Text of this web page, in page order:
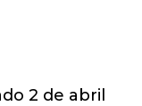
2 de abril